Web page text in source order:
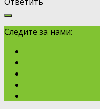
Следите за нами: